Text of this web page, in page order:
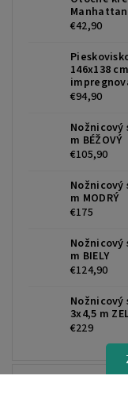
€42,90
146x138
€94,90
Nožnicový
m BÉŽOVÝ
€105,90
Nožnicový
m MODRÝ
€175
Nožnicový
m BIELY
€124,90
Nožnicový
3x4,5 m
€229